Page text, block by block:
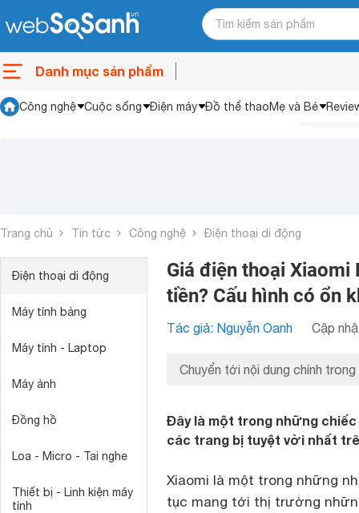
Danh mục sản phẩm
Công nghệ Cuộc sống Điện máy Đồ thể thaoMẹ và Bé
Trang chủ Tin tức Công nghệ Điện thoại di động
Điện thoại di động
Máy tính bảng
Máy tính - Laptop
Máy ảnh
Đồng hồ
Loa - Micro - Tai nghe
Thiết bị - Linh kiện máy
tính
Giá điện thoại Xiaomi
tiền? Cấu hình có ổn
Tác giả: Nguyễn Oanh Cập
Chuyển tới nội dung chính trong
Đây là một trong những
các trang bị tuyệt vời nhất
Xiaomi là một trong những
tục mang tới thị trường